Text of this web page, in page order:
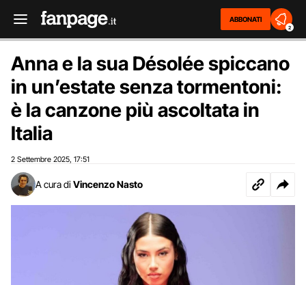
ABBONATI
2
Anna e la sua Désolée spiccano
in un’estate senza tormentoni:
è la canzone più ascoltata in
Italia
2 Settembre 2025 17:51
A cura di Vincenzo Nasto